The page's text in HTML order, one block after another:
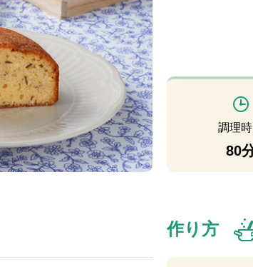
調理
80
作り方